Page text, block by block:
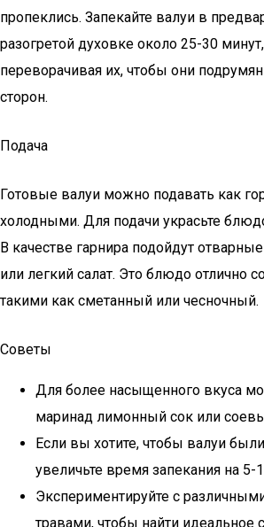
пропеклись. Запекайте валуи в
разогретой духовке около 25-30
переворачивая их, чтобы они
сторон.
Подача
Готовые валуи можно подавать как
холодными. Для подачи украсьте
В качестве гарнира подойдут
или легкий салат. Это блюдо отлично
такими как сметанный или чесночный.
Советы
Для более насыщенного вкуса
маринад лимонный сок или
Если вы хотите, чтобы валуи
увеличьте время запекания на 5-
Экспериментируйте с
травами, чтобы найти идеальное